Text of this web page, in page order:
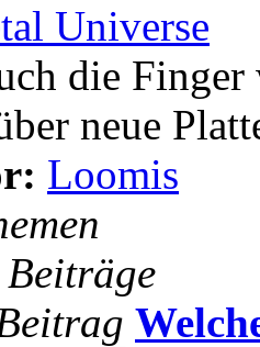
Universe
die
neue
Loomis
Beiträge